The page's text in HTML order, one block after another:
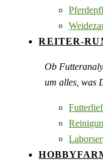
REITER-
Ob
um alles, was